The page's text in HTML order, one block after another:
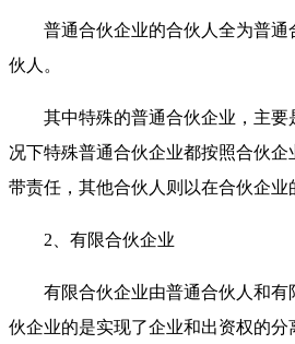
普通合伙企业的合伙人全为普
伙人。
其中特殊的普通合伙企业，主
况下特殊普通合伙企业都按照合伙
带责任，其他合伙人则以在合伙企业
2、有限合伙企业
有限合伙企业由普通合伙人和
伙企业的是实现了企业和出资权的分